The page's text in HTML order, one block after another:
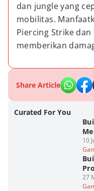
dan jungle yang
mobilitas.
Piercing Strike
memberikan
Share Article
Curated For You
10
27